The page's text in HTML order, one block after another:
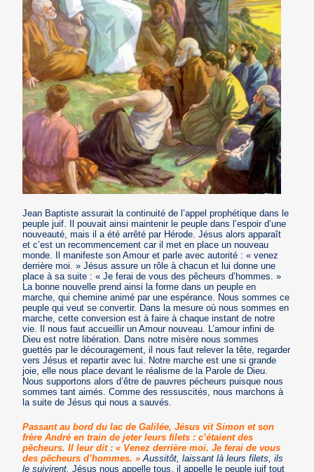
Jean Baptiste assurait la continuité de l’appel prophétique dans le
peuple juif. Il pouvait ainsi maintenir le peuple dans l’espoir d’une
nouveauté, mais il a été arrêté par Hérode. Jésus alors apparaît
et c’est un recommencement car il met en place un nouveau
monde. Il manifeste son Amour et parle avec autorité : « venez
derrière moi. » Jésus assure un rôle à chacun et lui donne une
place à sa suite : « Je ferai de vous des pêcheurs d’hommes. »
La bonne nouvelle prend ainsi la forme dans un peuple en
marche, qui chemine animé par une espérance. Nous sommes ce
peuple qui veut se convertir. Dans la mesure où nous sommes en
marche, cette conversion est à faire à chaque instant de notre
vie. Il nous faut accueillir un Amour nouveau. L’amour infini de
Dieu est notre libération. Dans notre misère nous sommes
guettés par le découragement, il nous faut relever la tête, regarder
vers Jésus et repartir avec lui. Notre marche est une si grande
joie, elle nous place devant le réalisme de la Parole de Dieu.
Nous supportons alors d’être de pauvres pécheurs puisque nous
sommes tant aimés. Comme des ressuscités, nous marchons à
la suite de Jésus qui nous a sauvés.
Passant au bord du lac de Galilée, Jésus vit Simon et son
frère André en train de jeter leurs filets : c’étaient des
pêcheurs. Il leur dit : « Venez derrière moi. Je ferai de vous
des pêcheurs d’hommes. » Aussitôt, laissant là leurs filets, ils
le suivirent. Jésus nous appelle tous, il appelle le peuple juif tout